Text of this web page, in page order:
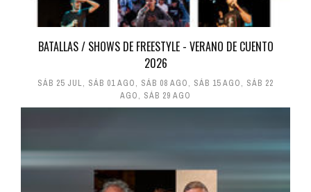
BATALLAS / SHOWS DE FREESTYLE - VERANO DE CUENTO
2026
SÁB 25 JUL, SÁB 01 AGO, SÁB 08 AGO, SÁB 15 AGO, SÁB 22
AGO, SÁB 29 AGO